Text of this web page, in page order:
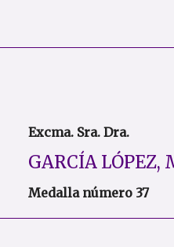
Excma. Sra. Dra.
GARCÍA LÓPEZ,
Medalla número 37